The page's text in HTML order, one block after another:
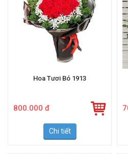
Chi tiết